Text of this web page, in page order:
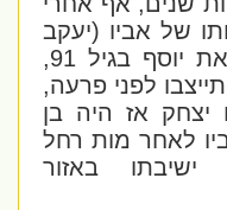
של אביו (יעקב
חזר מחרן לאחר שהוליד את יוסף בגיל 91,
בן 130 בהתייצבו לפני פרעה,
בן 39. אביו יצחק אז היה בן
לאחר מות רחל
באזור